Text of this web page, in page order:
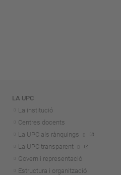
LA UPC
La institució
Centres docents
La UPC als rànquings
La UPC transparent
Govern i representació
Estructura i organització